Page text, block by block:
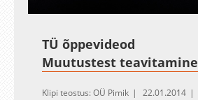
15.48%
TÜ õppevideod
Muutustest teavitamine
Klipi teostus: OÜ Pimik
22.01.2014